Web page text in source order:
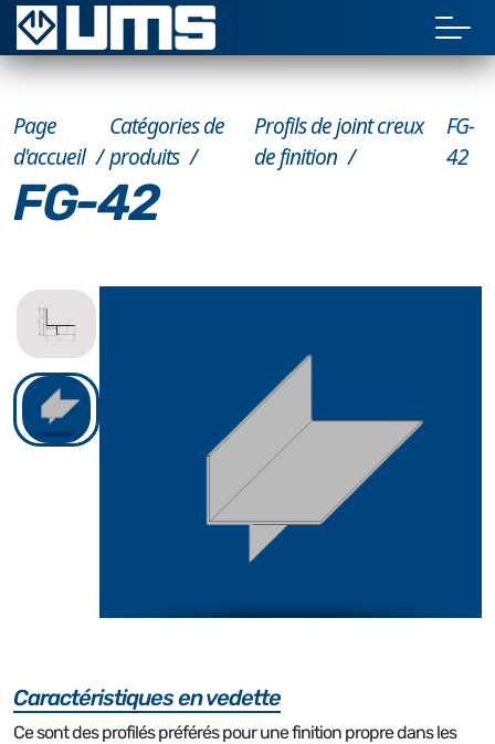
Page
d'accueil
Catégories de
produits
Profils de joint creux
de finition
FG-
42
FG-42
Caractéristiques en vedette
Ce sont des profilés préférés pour une finition propre dans les